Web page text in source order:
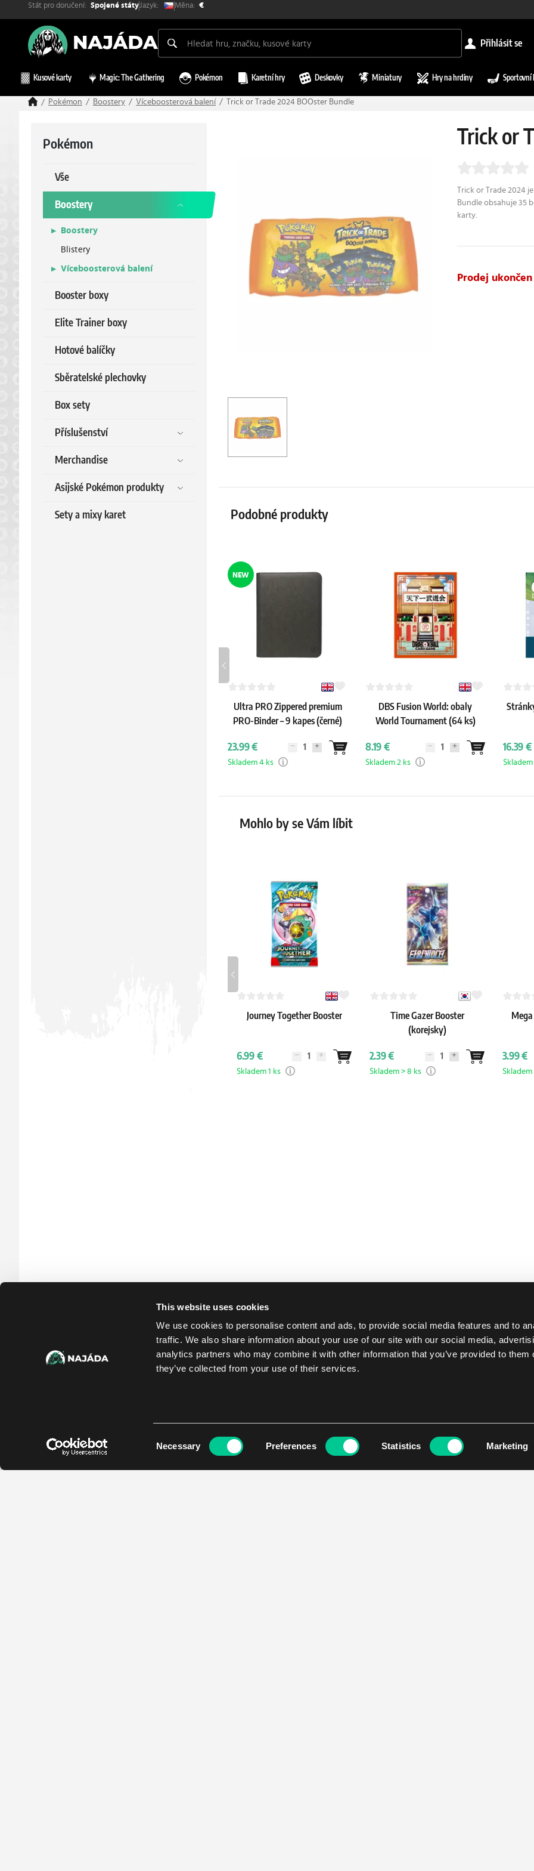
This website uses cookies
We use cookies to personalise content and ads, to provide social media features and to
traffic. We also share information about your use of our site with our social media,
analytics partners who may combine it with other information that you’ve provided to them
they’ve collected from your use of their services.
Necessary Preferences Statistics Marketing
Stát pro doručení: Spojené státyJazyk: Měna: €
přihlásit se
Kusové karty Magic: The Gathering Pokémon Karetní hry Deskovky Miniatury Hry na hrdiny Sportovní
Pokémon Boostery Víceboosterová balení Trick or Trade 2024 BOOster Bundle
Pokémon
Vše
Boostery
Boostery
Blistery
Víceboosterová balení
Booster boxy
Elite Trainer boxy
Hotové balíčky
Sběratelské plechovky
Box sety
Příslušenství
Merchandise
Asijské Pokémon produkty
Sety a mixy karet
Trick or
Trick or Trade 2024
Bundle obsahuje 35
karty.
Prodej ukončen
Podobné produkty
NEW
Ultra PRO Zippered premium
PRO-Binder – 9 kapes (černé)
23.99 €
Skladem 4 ks
DBS Fusion World: obaly
World Tournament (64 ks)
8.19 €
Skladem 2 ks
16.39 €
Skladem
Mohlo by se Vám líbit
Journey Together Booster
6.99 €
Skladem 1 ks
Time Gazer Booster
(korejsky)
2.39 €
Skladem > 8 ks
3.99 €
Skladem